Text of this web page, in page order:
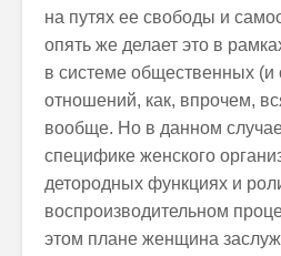
на путях ее свободы и
опять же делает это в
в системе общественных
отношений, как, впрочем,
вообще. Но в данном
специфике женского
детородных функциях и
воспроизводительном
этом плане женщина